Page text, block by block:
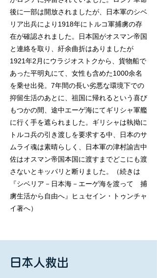
後に一部は開放されましたが、日本軍のシベ
リア出兵により1918年にトルコ軍捕虜の存
在が確認されました。日本国がオスマン帝国
と連絡を取り、紆余曲折はありましたが
1921年2月にウラジオストクから、貨物船で
あった平明丸にて、女性も含めた1000余名
を乗せ出発。7年間の長い劣悪な環境下での
抑留生活のあとに、祖国に帰れるという喜び
もつかの間、途中エーゲ海にてギリシャ軍艦
に行く手を遮られました。ギリシャは執拗に
トルコ兵の引き渡しを要求する中、日本のサ
ムライ魂は素晴らしく、日本軍の津村諭吉中
佐はオスマン帝国本国に渡すまでどこにも渡
さないとキッパリと断りました。（続きは
『シベリア－日本海－エーゲ海を渡って 捕
虜生活から自由へ』ヒュセイン・トゥンチャ
イ著へ）
日本人救出